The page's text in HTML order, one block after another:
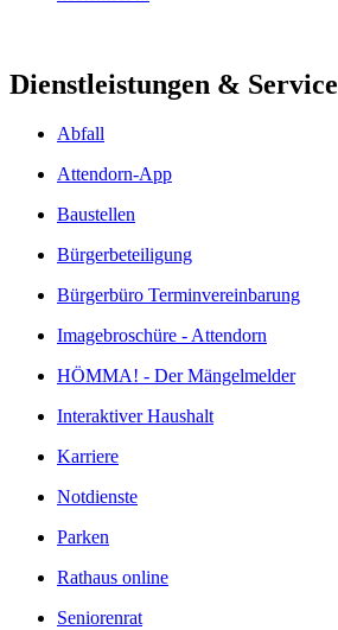
Dienstleistungen & Service
Abfall
Attendorn-App
Baustellen
Bürgerbeteiligung
Bürgerbüro Terminvereinbarung
Imagebroschüre - Attendorn
HÖMMA! - Der Mängelmelder
Interaktiver Haushalt
Karriere
Notdienste
Parken
Rathaus online
Seniorenrat